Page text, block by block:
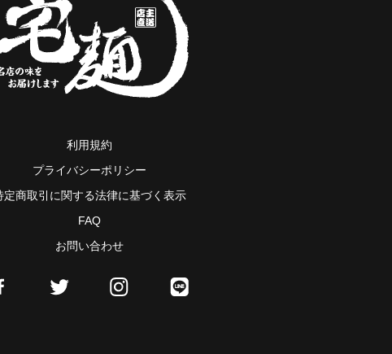
利用規約
プライバシーポリシー
定商取引に関する法律に基づく表示
FAQ
お問い合わせ